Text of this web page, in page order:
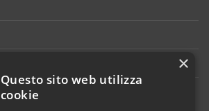
×
Questo sito web utilizza
cookie